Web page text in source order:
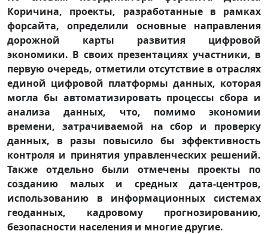
Коричина, проекты, разработанные в рамках
форсайта, определили основные направления
дорожной карты развития цифровой
экономики. В своих презентациях участники, в
первую очередь, отметили отсутствие в отраслях
единой цифровой платформы данных, которая
могла бы автоматизировать процессы сбора и
анализа данных, что, помимо экономии
времени, затрачиваемой на сбор и проверку
данных, в разы повысило бы эффективность
контроля и принятия управленческих решений.
Также отдельно были отмечены проекты по
созданию малых и средных дата-центров,
использованию в информационных системах
геоданных, кадровому прогнозированию,
безопасности населения и многие другие.